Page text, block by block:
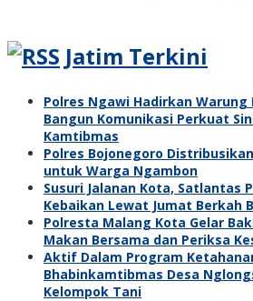
Jatim Terkini
Polres Ngawi Hadirkan Warung
Bangun Komunikasi Perkuat
Kamtibmas
Polres Bojonegoro
untuk Warga Ngambon
Susuri Jalanan Kota, Satlantas
Kebaikan Lewat Jumat Berkah
Polresta Malang Kota Gelar
Makan Bersama dan Periksa
Aktif Dalam Program
Bhabinkamtibmas Desa
Kelompok Tani